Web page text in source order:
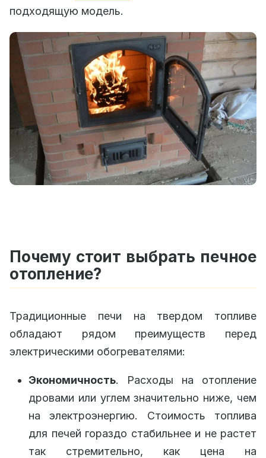
подходящую модель.
Почему стоит выбрать печное
отопление?
Традиционные печи на твердом топливе
обладают рядом преимуществ перед
электрическими обогревателями:
Экономичность. Расходы на отопление
дровами или углем значительно ниже, чем
на электроэнергию. Стоимость топлива
для печей гораздо стабильнее и не растет
так стремительно, как цена на